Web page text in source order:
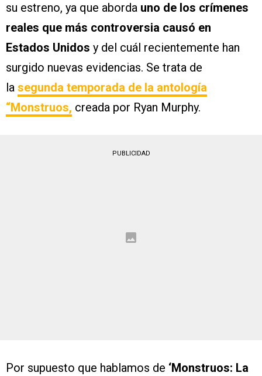
su estreno, ya que aborda uno de los crímenes
reales que más controversia causó en
Estados Unidos y del cuál recientemente han
surgido nuevas evidencias. Se trata de
la segunda temporada de la antología
“Monstruos, creada por Ryan Murphy.
PUBLICIDAD
Por supuesto que hablamos de ‘Monstruos: La